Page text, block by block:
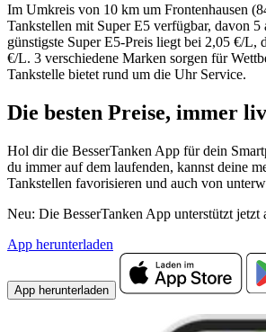
Im Umkreis von 10 km um Frontenhausen
Tankstellen mit Super E5 verfügbar, davon
günstigste Super E5-Preis liegt bei 2,05 €/L,
€/L. 3 verschiedene Marken sorgen für
Tankstelle bietet rund um die Uhr Service.
Die besten Preise, immer
Hol dir die BesserTanken App für dein
du immer auf dem laufenden, kannst deine
Tankstellen favorisieren und auch von
Neu: Die BesserTanken App unterstützt jetzt
App herunterladen
App herunterladen